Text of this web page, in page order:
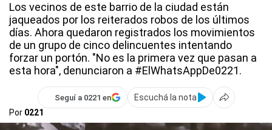
Los vecinos de este barrio de la ciudad están
jaqueados por los reiterados robos de los últimos
días. Ahora quedaron registrados los movimientos
de un grupo de cinco delincuentes intentando
forzar un portón. "No es la primera vez que pasan a
esta hora", denunciaron a #ElWhatsAppDe0221.
Seguí a 0221 en
Escuchá la nota
Por 0221